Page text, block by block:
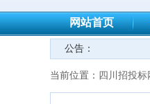
网站首页
公告：
当前位置： 四川招投标